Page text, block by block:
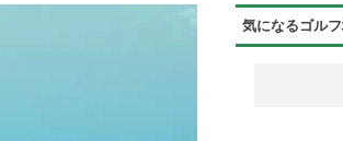
気になるゴル